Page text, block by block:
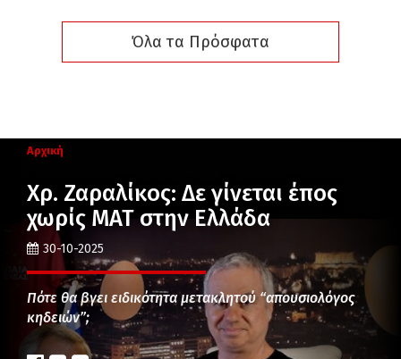
Όλα τα Πρόσφατα
Αρχική
Χρ. Ζαραλίκος: Δε γίνεται έπος
χωρίς ΜΑΤ στην Ελλάδα
30-10-2025
Πότε θα βγει ειδικότητα μετακλητού “απουσιολόγος
κηδειών”;